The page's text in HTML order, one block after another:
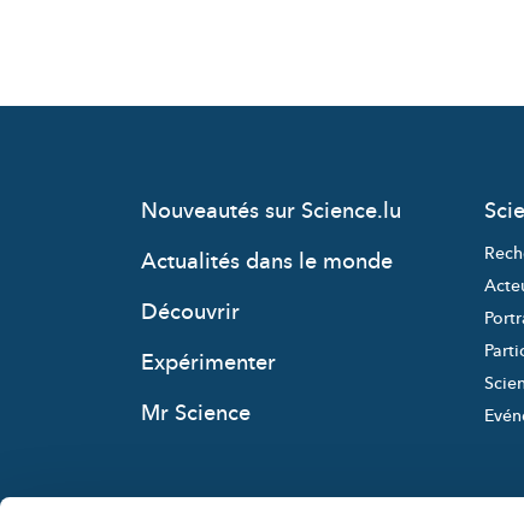
Nouveautés sur Science.lu
Actualités dans le monde
Découvrir
Expérimenter
Mr Science